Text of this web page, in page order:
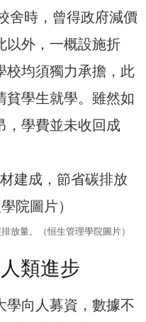
舍時，曾得政府減價
以外，一概設施折
校均須獨力承擔，此
貧學生就學。雖然如
，學費並未收回成
放量。（恒生管理學院圖片）
類進步
學向人募資，數據不